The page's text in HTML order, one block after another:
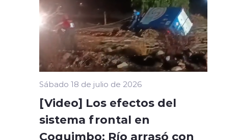
Sábado 18 de julio de 2026
[Video] Los efectos del
sistema frontal en
Coquimbo: Río arrasó con